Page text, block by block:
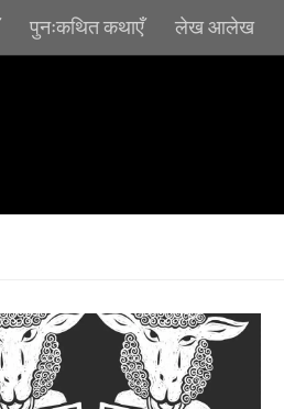
पुनःकथित कथाएँ लेख आलेख